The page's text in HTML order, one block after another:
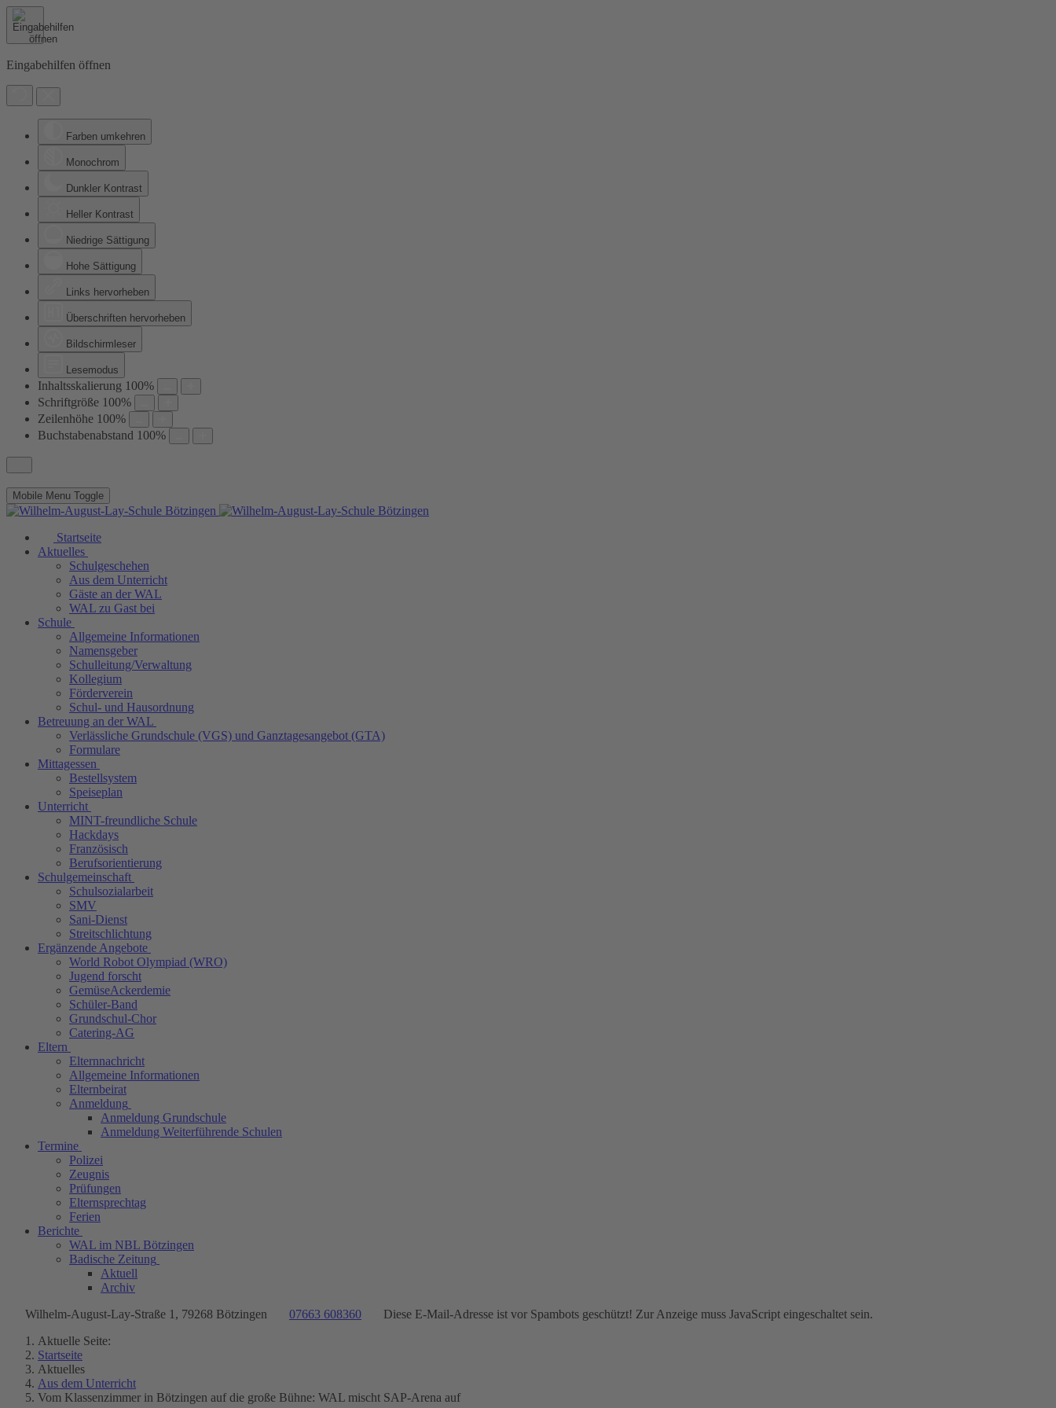
Eingabehilfen öffnen
Farben umkehren
Monochrom
Dunkler Kontrast
Heller Kontrast
Niedrige Sättigung
Hohe Sättigung
Links hervorheben
Überschriften hervorheben
Bildschirmleser
Lesemodus
Inhaltsskalierung 100%
Schriftgröße 100%
Zeilenhöhe 100%
Buchstabenabstand 100%
Mobile Menu Toggle
Startseite
Aktuelles
Schulgeschehen
Aus dem Unterricht
Gäste an der WAL
WAL zu Gast bei
Schule
Allgemeine Informationen
Namensgeber
Schulleitung/Verwaltung
Kollegium
Förderverein
Schul- und Hausordnung
Betreuung an der WAL
Verlässliche Grundschule (VGS) und Ganztagesangebot (GTA)
Formulare
Mittagessen
Bestellsystem
Speiseplan
Unterricht
MINT-freundliche Schule
Hackdays
Französisch
Berufsorientierung
Schulgemeinschaft
Schulsozialarbeit
SMV
Sani-Dienst
Streitschlichtung
Ergänzende Angebote
World Robot Olympiad (WRO)
Jugend forscht
GemüseAckerdemie
Schüler-Band
Grundschul-Chor
Catering-AG
Eltern
Elternnachricht
Allgemeine Informationen
Elternbeirat
Anmeldung
Anmeldung Grundschule
Anmeldung Weiterführende Schulen
Termine
Polizei
Zeugnis
Prüfungen
Elternsprechtag
Ferien
Berichte
WAL im NBL Bötzingen
Badische Zeitung
Aktuell
Archiv
Wilhelm-August-Lay-Straße 1, 79268 Bötzingen
07663 608360
Diese E-Mail-Adresse ist vor Spambots geschützt! Zur Anzeige muss JavaScript eingeschaltet sein.
Aktuelle Seite:
Startseite
Aktuelles
Aus dem Unterricht
Vom Klassenzimmer in Bötzingen auf die große Bühne: WAL mischt SAP-Arena auf